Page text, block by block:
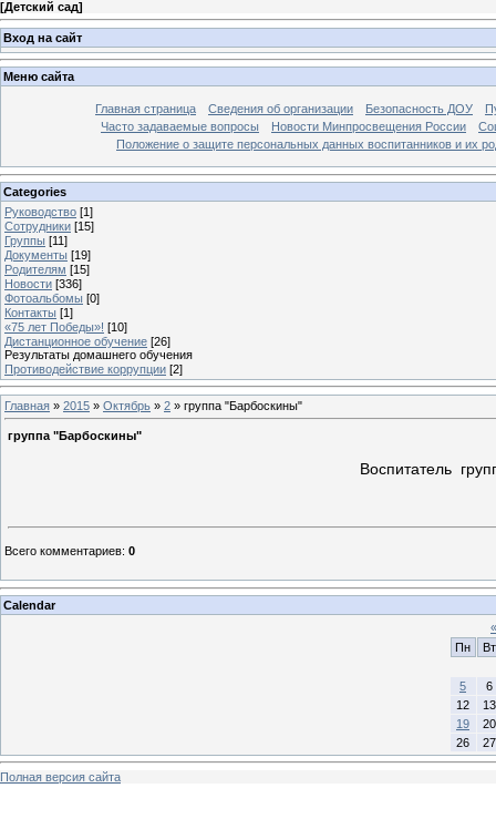
[Детский сад]
Вход на сайт
Меню сайта
Главная страница Сведения об организации Безопасность ДОУ
Часто задаваемые вопросы
Новости Минпросвещения России
Положение о защите персональных данных воспитанников и их
Categories
Руководство [1]
Сотрудники [15]
Группы [11]
Документы [19]
Родителям [15]
Новости [336]
Фотоальбомы [0]
Контакты [1]
«75 лет Победы»! [10]
Дистанционное обучение [26]
Результаты домашнего обучения
Противодействие коррупции [2]
Главная » 2015 » Октябрь » 2 » группа "Барбоскины"
группа "Барбоскины"
Воспитатель
Всего комментариев: 0
Calendar
«
Пн
Вт
5
6
12
13
19
20
26
27
Полная версия сайта